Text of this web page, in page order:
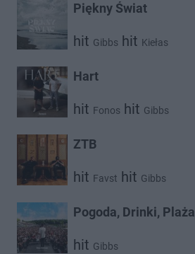
Piękny Świat
hit Gibbs hit Kiełas
Hart
hit Fonos hit Gibbs
ZTB
hit Favst hit Gibbs
Pogoda, Drinki, Plaża
hit Gibbs